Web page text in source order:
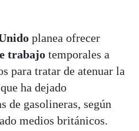
planea ofrecer
trabajo temporales a
para tratar de atenuar la
ha dejado
de gasolineras, según
medios británicos.